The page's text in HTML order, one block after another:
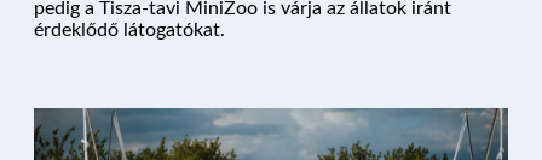
pedig a Tisza-tavi MiniZoo is várja az állatok iránt
érdeklődő látogatókat.